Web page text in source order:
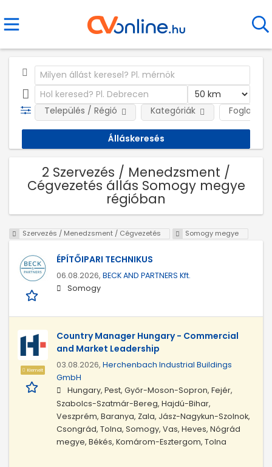
Település / Régió Kategóriák
2 Szervezés / Menedzsment /
Cégvezetés állás Somogy megye
régióban
Szervezés / Menedzsment / Cégvezetés Somogy megye
ÉPÍTŐIPARI TECHNIKUS
06.08.2026, BECK AND PARTNERS Kft.
Somogy
Kiemelt
Country Manager Hungary - Commercial
and Market Leadership
03.08.2026, Herchenbach Industrial Buildings
GmbH
Hungary, Pest, Győr-Moson-Sopron, Fejér,
Szabolcs-Szatmár-Bereg, Hajdú-Bihar,
Veszprém, Baranya, Zala, Jász-Nagykun-Szolnok,
Csongrád, Tolna, Somogy, Vas, Heves, Nógrád
megye, Békés, Komárom-Esztergom, Tolna